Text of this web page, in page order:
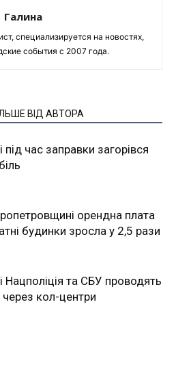
Галина
специализируется на новостях,
события с 2007 года.
ВІД АВТОРА
під час заправки загорівся
орендна плата
будинки зросла у 2,5 рази
Нацполіція та СБУ проводять
кол-центри